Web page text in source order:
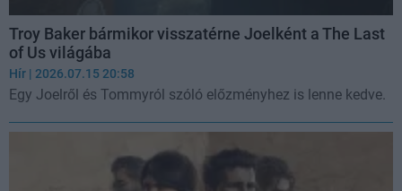
Troy Baker bármikor visszatérne Joelként a The Last
of Us világába
Hír | 2026.07.15 20:58
Egy Joelről és Tommyról szóló előzményhez is lenne kedve.